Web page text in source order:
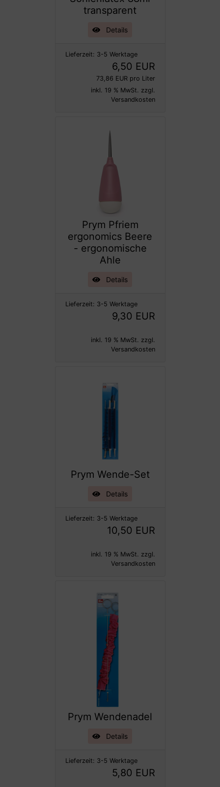
transparent
Details
Lieferzeit: 3-5 Werktage
6,50 EUR
73,86 EUR pro Liter
inkl. 19 % MwSt. zzgl.
Versandkosten
Prym Pfriem
ergonomics Beere
- ergonomische
Ahle
Details
Lieferzeit: 3-5 Werktage
9,30 EUR
inkl. 19 % MwSt. zzgl.
Versandkosten
Prym Wende-Set
Details
Lieferzeit: 3-5 Werktage
10,50 EUR
inkl. 19 % MwSt. zzgl.
Versandkosten
Prym Wendenadel
Details
Lieferzeit: 3-5 Werktage
5,80 EUR